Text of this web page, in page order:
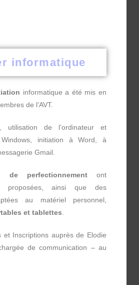
informatique
informatique a été mis en
de l’AVT.
utilisation de l’ordinateur et
initiation à Word, à
Gmail.
de perfectionnementont
proposées, ainsi que des
au matériel personnel,
et tablettes
et Inscriptions auprès de Elodie
de communication – au